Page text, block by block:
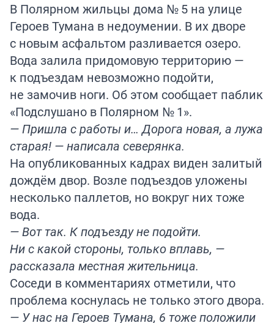
В Полярном жильцы дома № 5 на улице
Героев Тумана в недоумении. В их дворе
с новым асфальтом разливается озеро.
Вода залила придомовую территорию —
к подъездам невозможно подойти,
не замочив ноги. Об этом сообщает паблик
«Подслушано в Полярном № 1».
— Пришла с работы и… Дорога новая, а лужа
старая! — написала северянка.
На опубликованных кадрах виден залитый
дождём двор. Возле подъездов уложены
несколько паллетов, но вокруг них тоже
вода.
— Вот так. К подъезду не подойти.
Ни с какой стороны, только вплавь, —
рассказала местная жительница.
Соседи в комментариях отметили, что
проблема коснулась не только этого двора.
— У нас на Героев Тумана, 6 тоже положили